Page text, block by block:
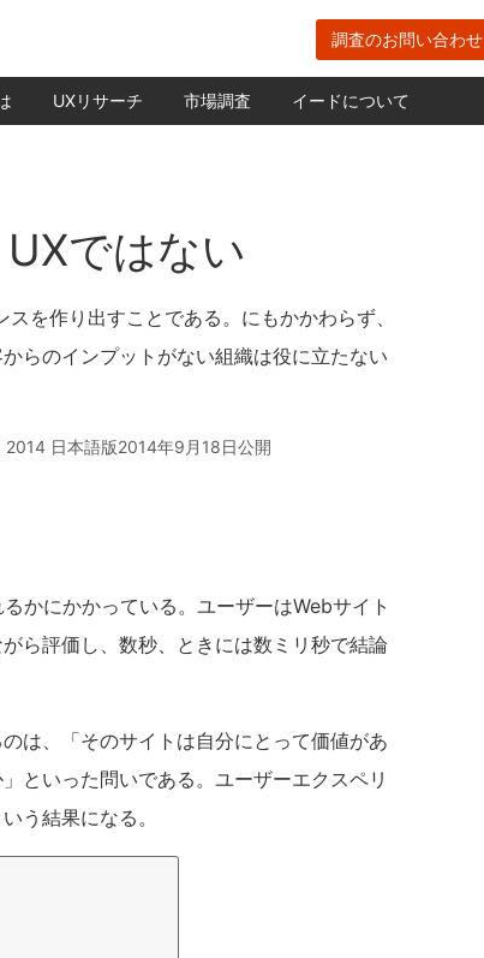
調査のお問い合わせ
UXリサーチ 市場調査 イードについて
ではない
を作り出すことである。にもかかわらず、
らのインプットがない組織は役に立たない
2014 日本語版2014年9月18日公開
かにかかっている。ユーザーはWebサイト
ら評価し、数秒、ときには数ミリ秒で結論
は、「そのサイトは自分にとって価値があ
といった問いである。ユーザーエクスペリ
う結果になる。